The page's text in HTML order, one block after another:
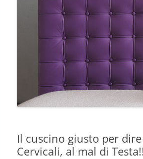
Il cuscino giusto per
Cervicali, al mal di